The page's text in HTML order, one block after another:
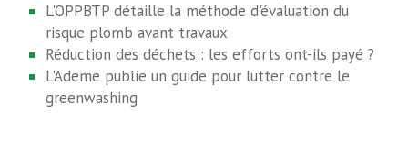
L'OPPBTP détaille la méthode d'évaluation du
risque plomb avant travaux
Réduction des déchets : les efforts ont-ils payé ?
L'Ademe publie un guide pour lutter contre le
greenwashing